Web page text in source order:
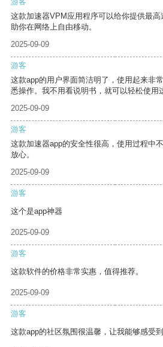
这款加速器VPM应用程序可以给你提供最
助你在网络上自由移动。
2025-09-09
游客
这款app的用户界面简洁明了，使用起来非
悉操作。我不用看说明书，就可以轻松使用
2025-09-09
游客
这款加速器app的安全性很高，使用过程中
放心。
2025-09-09
游客
这个是app神器
2025-09-09
游客
这款软件的价格非常实惠，值得推荐。
2025-09-09
游客
这款app的社区氛围很温馨，让我能够感受到